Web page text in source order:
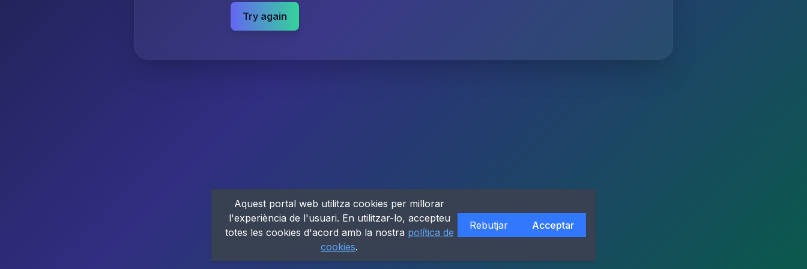
Try again
Aquest portal web utilitza cookies per millorar
l'experiència de l'usuari. En utilitzar-lo, accepteu
totes les cookies d'acord amb la nostra política de
cookies.
Rebutjar Acceptar